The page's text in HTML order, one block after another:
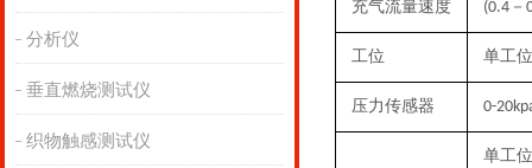
分析仪
垂直燃烧测试仪
织物触感测试仪
充气流量速度 (0.4 －
工位 单工
压力传感器 0-
单工